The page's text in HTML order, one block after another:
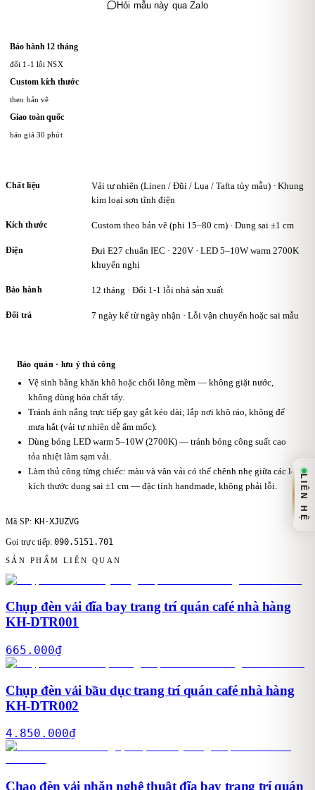
Hỏi mẫu này qua Zalo
Bảo hành 12 tháng
đổi 1-1 lỗi NSX
Custom kích thước
theo bản vẽ
Giao toàn quốc
báo giá 30 phút
Chất liệu
Vải tự nhiên (Linen / Đũi / Lụa / Tafta tùy mẫu) · Khung
kim loại sơn tĩnh điện
Kích thước Custom theo bản vẽ (phi 15–80 cm) · Dung sai ±1 cm
Điện
Đui E27 chuẩn IEC · 220V · LED 5–10W warm 2700K
khuyến nghị
Bảo hành 12 tháng · Đổi 1-1 lỗi nhà sản xuất
Đổi trả 7 ngày kể từ ngày nhận · Lỗi vận chuyển hoặc sai mẫu
Bảo quản · lưu ý thủ công
Vệ sinh bằng khăn khô hoặc chổi lông mềm — không giặt nước,
không dùng hóa chất tẩy.
Tránh ánh nắng trực tiếp gay gắt kéo dài; lắp nơi khô ráo, không để
mưa hắt (vải tự nhiên dễ ẩm mốc).
Dùng bóng LED warm 5–10W (2700K) — tránh bóng công suất cao
tỏa nhiệt làm sạm vải.
Làm thủ công từng chiếc: màu và vân vải có thể chênh nhẹ giữa các lô,
kích thước dung sai ±1 cm — đặc tính handmade, không phải lỗi.
Mã SP: KH-XJUZVG
Gọi trực tiếp:090.5151.701
SẢN PHẨM LIÊN QUAN
Chụp đèn vải đĩa bay trang trí quán café nhà hàng
KH-DTR001
665.000₫
Chụp đèn vải bầu dục trang trí quán café nhà hàng
KH-DTR002
4.850.000₫
Chao đèn vải nhăn nghệ thuật đĩa bay trang trí quán
LIÊN HỆ